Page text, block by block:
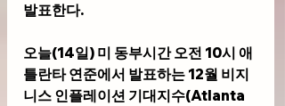
발표한다.
오늘(14일) 미 동부시간 오전 10시 애
틀란타 연준에서 발표하는 12월 비지
니스 인플레이션 기대지수(Atlanta